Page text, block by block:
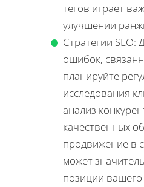
тегов играет
улучшении
Стратегии
ошибок,
планируйте
исследования
анализ
качественных
продвижение в
может
позиции